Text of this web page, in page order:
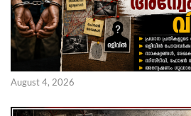
August 4, 2026